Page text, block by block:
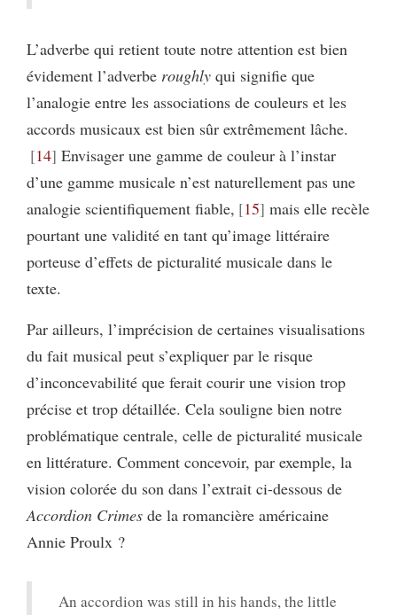
L’adverbe qui retient toute notre attention est bien
évidement l’adverbe roughly qui signifie que
l’analogie entre les associations de couleurs et les
accords musicaux est bien sûr extrêmement lâche.
14 Envisager une gamme de couleur à l’instar
d’une gamme musicale n’est naturellement pas une
analogie scientifiquement fiable, 15 mais elle recèle
pourtant une validité en tant qu’image littéraire
porteuse d’effets de picturalité musicale dans le
texte.
Par ailleurs, l’imprécision de certaines visualisations
du fait musical peut s’expliquer par le risque
d’inconcevabilité que ferait courir une vision trop
précise et trop détaillée. Cela souligne bien notre
problématique centrale, celle de picturalité musicale
en littérature. Comment concevoir, par exemple, la
vision colorée du son dans l’extrait ci-dessous de
Accordion Crimes de la romancière américaine
Annie Proulx ?
An accordion was still in his hands, the little